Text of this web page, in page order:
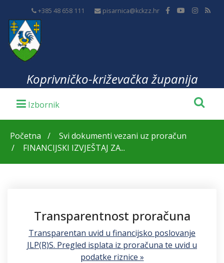
+385 48 658 111 pisarnica@kckzz.hr
Koprivničko-križevačka županija
Početna
Svi dokumenti vezani uz proračun
FINANCIJSKI IZVJEŠTAJ ZA...
Transparentnost proračuna
Transparentan uvid u financijsko poslovanje
JLP(R)S. Pregled isplata iz proračuna te uvid u
podatke riznice »